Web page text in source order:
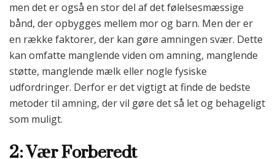
men det er også en stor del af det følelsesmæssige
bånd, der opbygges mellem mor og barn. Men der er
en række faktorer, der kan gøre amningen svær. Dette
kan omfatte manglende viden om amning, manglende
støtte, manglende mælk eller nogle fysiske
udfordringer. Derfor er det vigtigt at finde de bedste
metoder til amning, der vil gøre det så let og behageligt
som muligt.